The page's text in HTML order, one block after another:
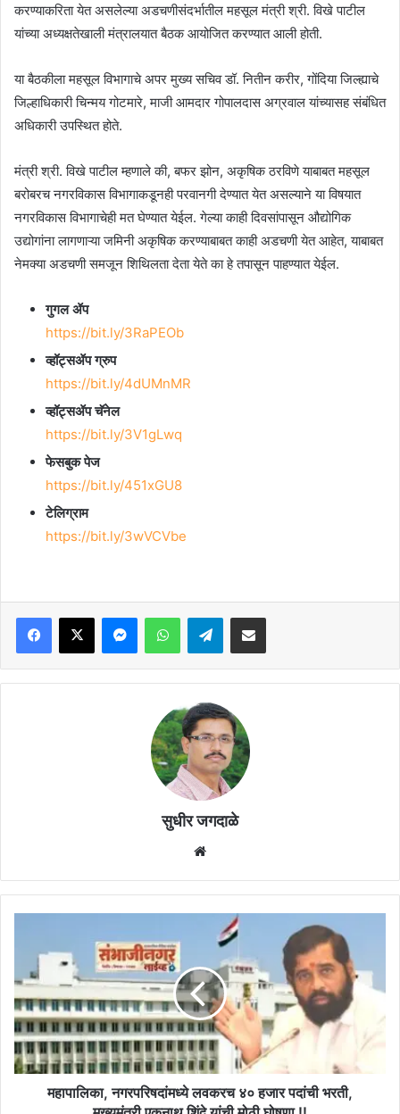
करण्याकरिता येत असलेल्या अडचणीसंदर्भातील महसूल मंत्री श्री. विखे पाटील
यांच्या अध्यक्षतेखाली मंत्रालयात बैठक आयोजित करण्यात आली होती.
या बैठकीला महसूल विभागाचे अपर मुख्य सचिव डॉ. नितीन करीर, गोंदिया जिल्ह्याचे
जिल्हाधिकारी चिन्मय गोटमारे, माजी आमदार गोपालदास अग्रवाल यांच्यासह संबंधित
अधिकारी उपस्थित होते.
मंत्री श्री. विखे पाटील म्हणाले की, बफर झोन, अकृषिक ठरविणे याबाबत महसूल
बरोबरच नगरविकास विभागाकडूनही परवानगी देण्यात येत असल्याने या विषयात
नगरविकास विभागाचेही मत घेण्यात येईल. गेल्या काही दिवसांपासून औद्योगिक
उद्योगांना लागणाऱ्या जमिनी अकृषिक करण्याबाबत काही अडचणी येत आहेत, याबाबत
नेमक्या अडचणी समजून शिथिलता देता येते का हे तपासून पाहण्यात येईल.
गुगल ॲप
https://bit.ly/3RaPEOb
व्हॉट्सॲप ग्रुप
https://bit.ly/4dUMnMR
व्हॉट्सॲप चॅनेल
https://bit.ly/3V1gLwq
फेसबुक पेज
https://bit.ly/451xGU8
टेलिग्राम
https://bit.ly/3wVCVbe
Facebook
X MessengerWhatsAppTelegramShare via Email
सुधीर जगदाळे
लवकरच
४०
हजार
पदांची
भरती,
मुख्यमंत्री
एकनाथ
महापालिका, नगरपरिषदांमध्ये लवकरच ४० हजार पदांची भरती,